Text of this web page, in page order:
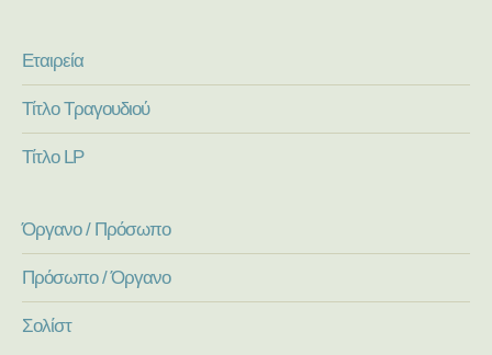
Εταιρεία
Τίτλο Τραγουδιού
Τίτλο LP
Όργανο / Πρόσωπο
Πρόσωπο / Όργανο
Σολίστ